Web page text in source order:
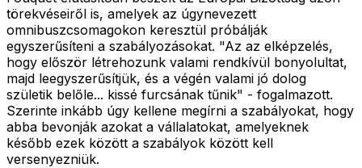
törekvéseiről is, amelyek az úgynevezett
omnibuszcsomagokon keresztül próbálják
egyszerűsíteni a szabályozásokat. "Az az elképzelés,
hogy először létrehozunk valami rendkívül bonyolultat,
majd leegyszerűsítjük, és a végén valami jó dolog
születik belőle... kissé furcsának tűnik" - fogalmazott.
Szerinte inkább úgy kellene megírni a szabályokat, hogy
abba bevonják azokat a vállalatokat, amelyeknek
később ezek között a szabályok között kell
versenyezniük.